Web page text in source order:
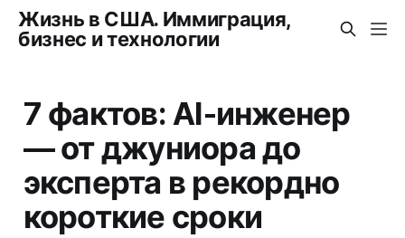
Жизнь в США. Иммиграция,
бизнес и технологии
7 фактов: AI-инженер
— от джуниора до
эксперта в рекордно
короткие сроки